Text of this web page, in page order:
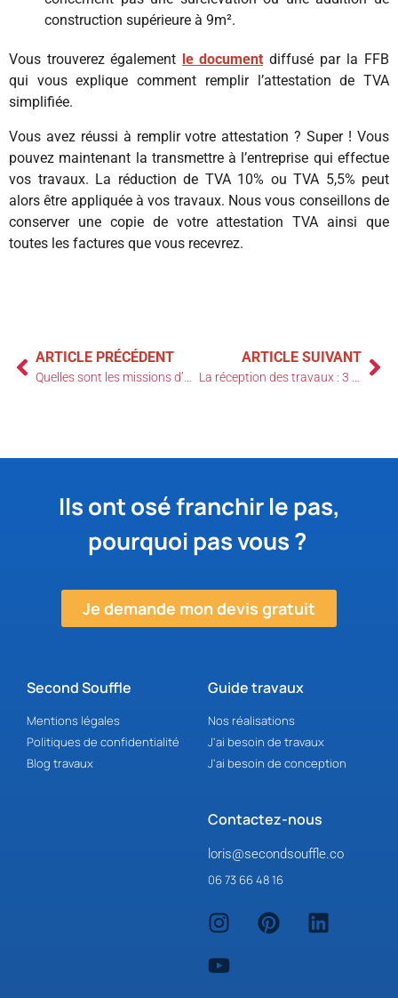
construction supérieure à 9m².
Vous trouverez également le document diffusé par la FFB
qui vous explique comment remplir l’attestation de TVA
simplifiée.
Vous avez réussi à remplir votre attestation ? Super ! Vous
pouvez maintenant la transmettre à l’entreprise qui effectue
vos travaux. La réduction de TVA 10% ou TVA 5,5% peut
alors être appliquée à vos travaux. Nous vous conseillons de
conserver une copie de votre attestation TVA ainsi que
toutes les factures que vous recevrez.
ARTICLE PRÉCÉDENT ARTICLE SUIVANT
Ils ont osé franchir le pas,
pourquoi pas vous ?
Je demande mon devis gratuit
Guide travaux
Nos réalisations
J'ai besoin de travaux
J'ai besoin de conception
Second Souffle
Mentions légales
Politiques de confidentialité
Blog travaux
Contactez-nous
loris@secondsouffle.co
06 73 66 48 16